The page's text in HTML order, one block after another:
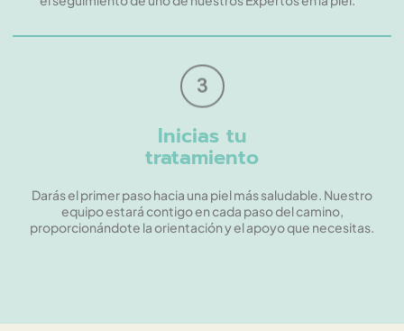
3
Inicias tu
tratamiento
Darás el primer paso hacia una piel más saludable. Nuestro
equipo estará contigo en cada paso del camino,
proporcionándote la orientación y el apoyo que necesitas.